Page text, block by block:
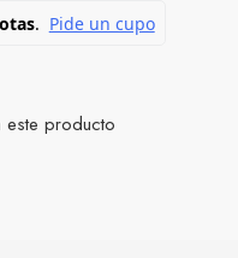
este producto